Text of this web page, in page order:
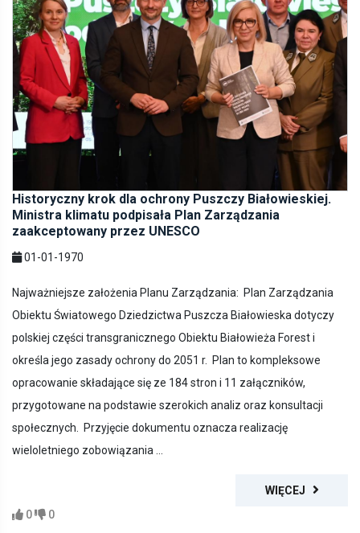
Historyczny krok dla ochrony Puszczy Białowieskiej.
Ministra klimatu podpisała Plan Zarządzania
zaakceptowany przez UNESCO
01-01-1970
Najważniejsze założenia Planu Zarządzania: Plan Zarządzania
Obiektu Światowego Dziedzictwa Puszcza Białowieska dotyczy
polskiej części transgranicznego Obiektu Białowieża Forest i
określa jego zasady ochrony do 2051 r. Plan to kompleksowe
opracowanie składające się ze 184 stron i 11 załączników,
przygotowane na podstawie szerokich analiz oraz konsultacji
społecznych. Przyjęcie dokumentu oznacza realizację
wieloletniego zobowiązania ...
WIĘCEJ
0
0